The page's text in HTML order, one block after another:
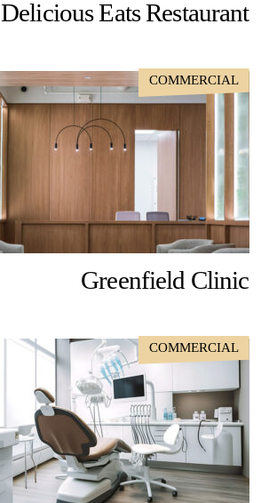
Delicious Eats Restaurant
COMMERCIAL
Greenfield Clinic
COMMERCIAL